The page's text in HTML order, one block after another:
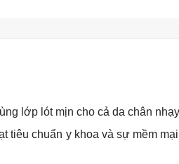
lớp lót mịn cho cả da chân
tiêu chuẩn y khoa và sự mềm